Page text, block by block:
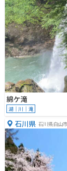
綿ケ滝
湖｜川｜滝
石川県 石川県白山